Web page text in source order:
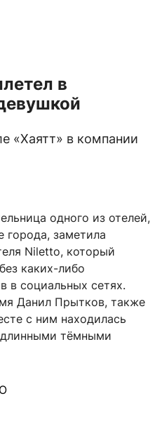
в
«Хаятт» в компании
одного из отелей,
города, заметила
Niletto, который
каких-либо
в социальных сетях.
Данил Прытков, также
с ним находилась
длинными тёмными